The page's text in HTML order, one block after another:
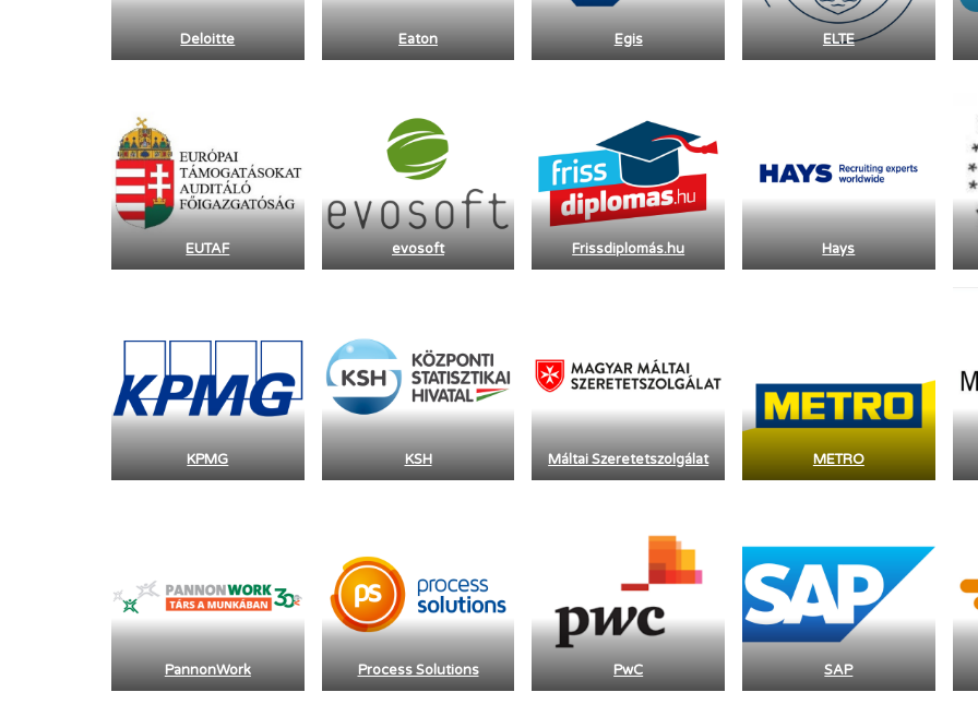
Deloitte Eaton Egis ELTE
EUTAF evosoft Frissdiplomás.hu Hays
KPMG KSH Máltai Szeretetszolgálat METRO
PannonWork Process Solutions PwC SAP